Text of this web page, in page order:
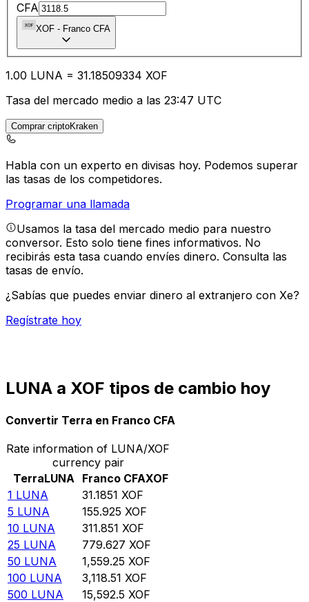
CFA
XOF - Franco CFA
1.00 LUNA = 31.18509334 XOF
Tasa del mercado medio a las 23:47 UTC
Comprar criptoKraken
Habla con un experto en divisas hoy. Podemos superar
las tasas de los competidores.
Programar una llamada
Usamos la tasa del mercado medio para nuestro
conversor. Esto solo tiene fines informativos. No
recibirás esta tasa cuando envíes dinero. Consulta las
tasas de envío.
¿Sabías que puedes enviar dinero al extranjero con Xe?
Regístrate hoy
LUNA a XOF tipos de cambio hoy
Convertir Terra en Franco CFA
Rate information of LUNA/XOF
currency pair
TerraLUNA Franco CFAXOF
1 LUNA 31.1851 XOF
5 LUNA 155.925 XOF
10 LUNA 311.851 XOF
25 LUNA 779.627 XOF
50 LUNA 1,559.25 XOF
100 LUNA 3,118.51 XOF
500 LUNA 15,592.5 XOF